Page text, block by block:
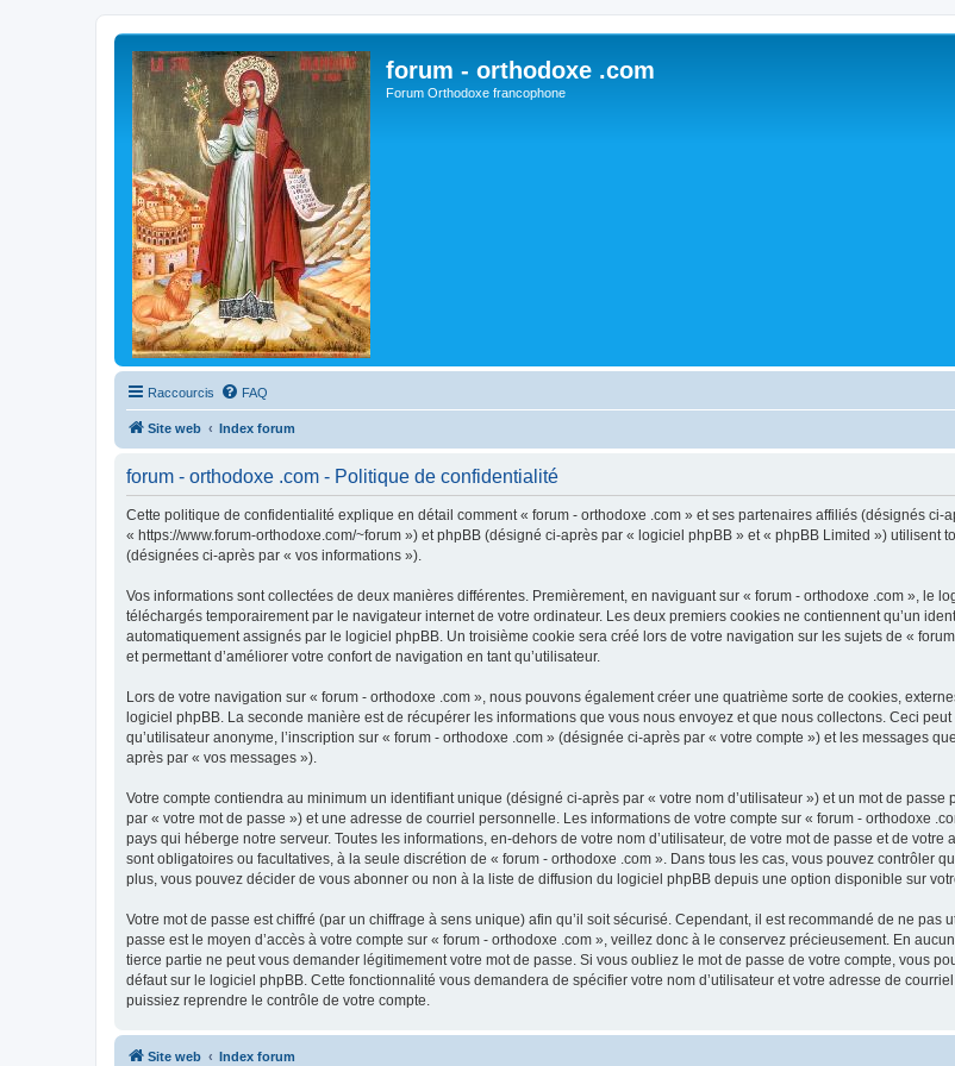
forum - orthodoxe .com
Forum Orthodoxe francophone
Raccourcis FAQ
Site web Index forum
forum - orthodoxe .com - Politique de confidentialité
Cette politique de confidentialité explique en détail comment « forum - orthodoxe .com » et ses partenaires affiliés (désignés ci-
« https://www.forum-orthodoxe.com/~forum ») et phpBB (désigné ci-après par « logiciel phpBB » et « phpBB Limited ») utilisent
(désignées ci-après par « vos informations »).
Vos informations sont collectées de deux manières différentes. Premièrement, en naviguant sur « forum - orthodoxe .com », le
téléchargés temporairement par le navigateur internet de votre ordinateur. Les deux premiers cookies ne contiennent qu’un
automatiquement assignés par le logiciel phpBB. Un troisième cookie sera créé lors de votre navigation sur les sujets de «
et permettant d’améliorer votre confort de navigation en tant qu’utilisateur.
Lors de votre navigation sur « forum - orthodoxe .com », nous pouvons également créer une quatrième sorte de cookies,
logiciel phpBB. La seconde manière est de récupérer les informations que vous nous envoyez et que nous collectons. Ceci
qu’utilisateur anonyme, l’inscription sur « forum - orthodoxe .com » (désignée ci-après par « votre compte ») et les messages
après par « vos messages »).
Votre compte contiendra au minimum un identifiant unique (désigné ci-après par « votre nom d’utilisateur ») et un mot de
par « votre mot de passe ») et une adresse de courriel personnelle. Les informations de votre compte sur « forum - orthodoxe
pays qui héberge notre serveur. Toutes les informations, en-dehors de votre nom d’utilisateur, de votre mot de passe et de
sont obligatoires ou facultatives, à la seule discrétion de « forum - orthodoxe .com ». Dans tous les cas, vous pouvez contrôler
plus, vous pouvez décider de vous abonner ou non à la liste de diffusion du logiciel phpBB depuis une option disponible sur
Votre mot de passe est chiffré (par un chiffrage à sens unique) afin qu’il soit sécurisé. Cependant, il est recommandé de ne
passe est le moyen d’accès à votre compte sur « forum - orthodoxe .com », veillez donc à le conservez précieusement. En
tierce partie ne peut vous demander légitimement votre mot de passe. Si vous oubliez le mot de passe de votre compte, vous
défaut sur le logiciel phpBB. Cette fonctionnalité vous demandera de spécifier votre nom d’utilisateur et votre adresse de
puissiez reprendre le contrôle de votre compte.
Site web Index forum